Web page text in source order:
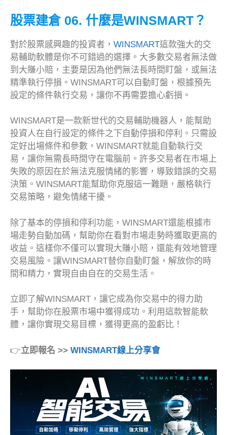
股票建倉 06. 什麼是WINSMART？
對於股票感興趣的投資者， WINSMART這款強大的交
易輔助軟體是你不可錯過的選擇。大多數交易者無法做
到大賺小賠，主要是因為他們無法長時間盯盤，或無法
精準執行停損。WINSMART可以自動盯盤，根據預先
設定的條件執行交易，讓你不再需要擔心虧損。
WINSMART是一款新世代的交易輔助機器人，能幫助
投資人在自行設定的條件之下自動停損和停利。只需設
定好出場條件和參數，WINSMART就能自動執行交
易，讓你無需長時間守在電腦前。許多交易者在市場上
失敗的原因在於無法克服情緒的影響，導致錯誤的交易
決策。WINSMART能幫助你克服這一難題，嚴格執行
交易策略，避免情緒干擾。
除了基本的停損和停利功能，WINSMART還能根據市
場走勢自動加碼，幫助你在看對市場走勢時獲取更高的
收益。這樣你不僅可以實現大賺小賠，還能有效地管理
交易風險。讓WINSMART替你自動盯盤，解放你的時
間和精力，實現自由自在的交易生活。
立即了解WINSMART，讓它成為你交易中的得力助
手，幫助你在股票市場中獲得成功。利用這款智能軟
體，讓你實現交易目標，獲得更高的盈虧比！
👉立即報名 >> WINSMART線上分享會